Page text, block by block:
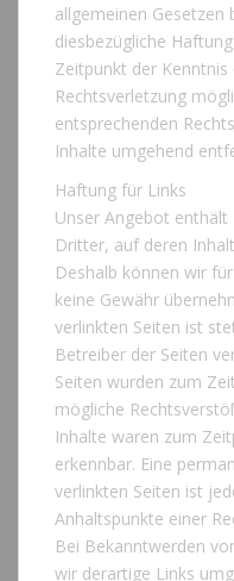
allgemeinen Gesetzen
diesbezügliche
Zeitpunkt der
Rechtsverletzung
entsprechenden
Inhalte umgehend
Haftung für Links
Unser Angebot
Dritter, auf deren
Deshalb können wir
keine Gewähr
verlinkten Seiten ist
Betreiber der Seiten
Seiten wurden zum
mögliche
Inhalte waren zum
erkennbar. Eine
verlinkten Seiten ist
Anhaltspunkte einer
Bei Bekanntwerden
wir derartige Links